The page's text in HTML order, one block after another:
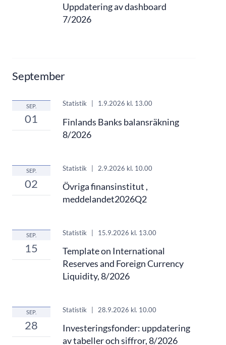
Uppdatering av dashboard
7/2026
September
SEP.
01
Statistik 1.9.2026 kl. 13.00
Finlands Banks balansräkning
8/2026
SEP.
02
Statistik | 2.9.2026 kl. 10.00
Övriga finansinstitut ,
meddelandet2026Q2
SEP.
15
Statistik 15.9.2026 kl. 13.00
Template on International
Reserves and Foreign Currency
Liquidity, 8/2026
SEP.
28
Statistik 28.9.2026 kl. 10.00
Investeringsfonder: uppdatering
av tabeller och siffror, 8/2026